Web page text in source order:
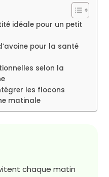
idéale pour un petit
pour la santé
selon la
les flocons
matinale
chaque matin